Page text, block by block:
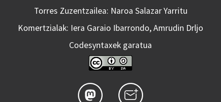
Torres Zuzentzailea: Naroa Salazar Yarritu
Komertzialak: Iera Garaio Ibarrondo, Amrudin Drljo
Codesyntaxek garatua